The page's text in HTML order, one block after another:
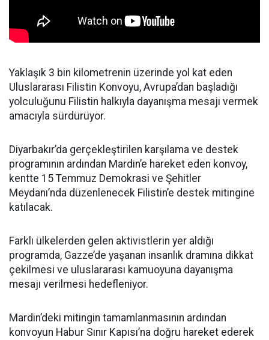
Yaklaşık 3 bin kilometrenin üzerinde yol kat eden
Uluslararası Filistin Konvoyu, Avrupa’dan başladığı
yolculuğunu Filistin halkıyla dayanışma mesajı vermek
amacıyla sürdürüyor.
Diyarbakır’da gerçekleştirilen karşılama ve destek
programının ardından Mardin’e hareket eden konvoy,
kentte 15 Temmuz Demokrasi ve Şehitler
Meydanı’nda düzenlenecek Filistin’e destek mitingine
katılacak.
Farklı ülkelerden gelen aktivistlerin yer aldığı
programda, Gazze’de yaşanan insanlık dramına dikkat
çekilmesi ve uluslararası kamuoyuna dayanışma
mesajı verilmesi hedefleniyor.
Mardin’deki mitingin tamamlanmasının ardından
konvoyun Habur Sınır Kapısı’na doğru hareket ederek